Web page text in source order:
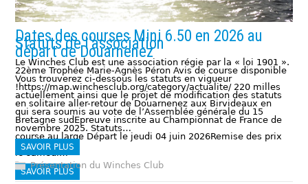
Dates des courses Mini 6.50 en 2026 au
départ de Douarnenez
22ème Trophée Marie-Agnès Péron Avis de course disponible
!https://map.winchesclub.org/category/actualite/ 220 milles
en solitaire aller-retour de Douarnenez aux Birvideaux en
Bretagne sudEpreuve inscrite au Championnat de France de
course au large Départ le jeudi 04 juin 2026Remise des prix
le samedi…
SAVOIR PLUS
Statuts de l’association
Le Winches Club est une association régie par la « loi 1901 ».
Vous trouverez ci-dessous les statuts en vigueur
actuellement ainsi que le projet de modification des statuts
qui sera soumis au vote de l’Assemblée générale du 15
novembre 2025. Statuts…
SAVOIR PLUS
Présentation du Winches Club